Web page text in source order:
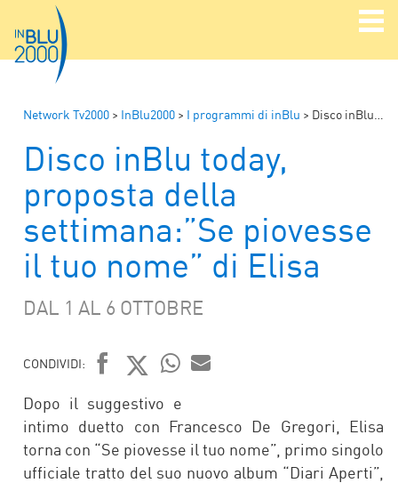
Network Tv2000 > InBlu2000 > I programmi di inBlu > Disco inBlu today, proposta della settimana:”Se piovesse il tuo nome” di Elisa
Disco inBlu today,
proposta della
settimana:”Se piovesse
il tuo nome” di Elisa
DAL 1 AL 6 OTTOBRE
CONDIVIDI:
FACEBOOK
TWITTER
WHATSAPP
Dopo il suggestivo e
intimo duetto con Francesco De Gregori, Elisa
torna con “Se piovesse il tuo nome”, primo singolo
ufficiale tratto del suo nuovo album “Diari Aperti”,